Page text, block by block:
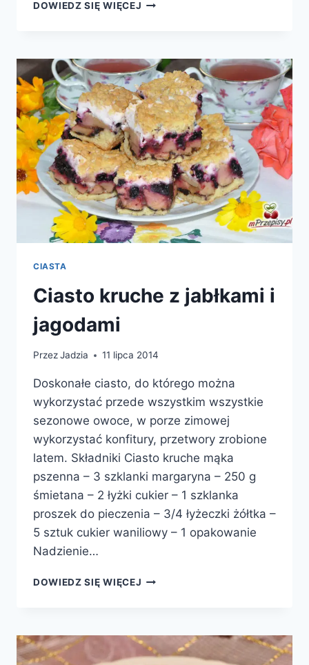
DOWIEDZ SIĘ WIĘCEJ
PIETRUSZKOWYM
CIASTA
Ciasto kruche z jabłkami i
jagodami
PrzezJadzia 11 lipca 2014
Doskonałe ciasto, do którego można
wykorzystać przede wszystkim wszystkie
sezonowe owoce, w porze zimowej
wykorzystać konfitury, przetwory zrobione
latem. Składniki Ciasto kruche mąka
pszenna – 3 szklanki margaryna – 250 g
śmietana – 2 łyżki cukier – 1 szklanka
proszek do pieczenia – 3/4 łyżeczki żółtka –
5 sztuk cukier waniliowy – 1 opakowanie
Nadzienie…
DOWIEDZ SIĘ WIĘCEJ CIASTO
I
JAGODAMI